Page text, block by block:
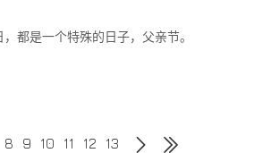
都是一个特殊的日子，父亲节。
8 9 10 11 12 13 下一页 尾页